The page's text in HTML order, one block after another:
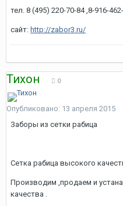
тел. 8 (495) 220-70-84 ,8-916-
сайт: http://zabor3.ru/
Тихон 0
Опубликовано: 13 апреля 2015
Заборы из сетки рабица
Сетка рабица высокого
Производим ,продаем и
качества .